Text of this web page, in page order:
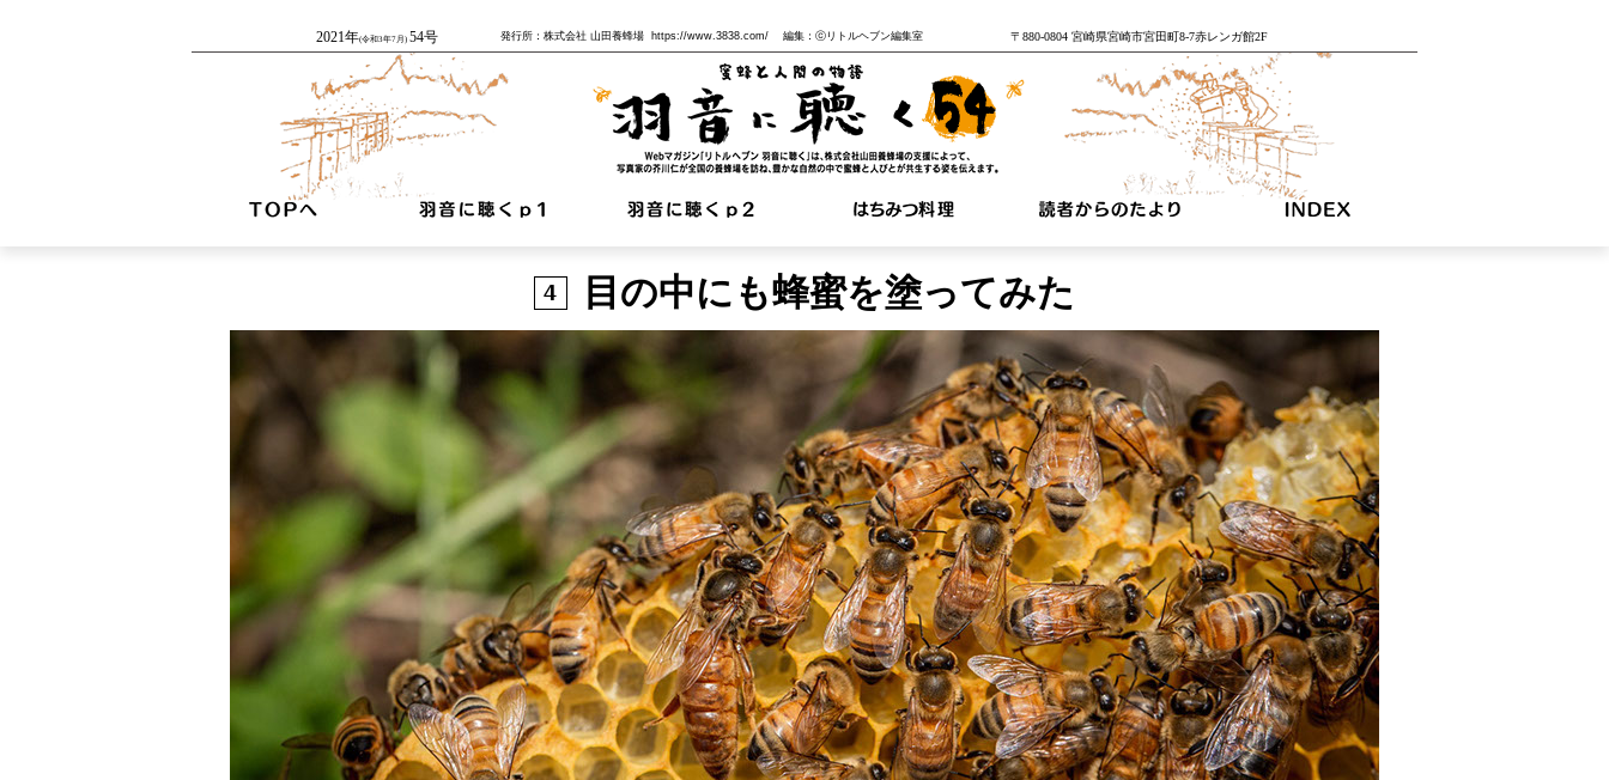
2021年(令和3年7月) 54号 発行所：株式会社 山田養蜂場 https://www.3838.com/ 編集：ⓒリトルヘブン編集室 〒880-0804 宮崎県宮崎市宮田町8-7赤レンガ館2F
目の中にも蜂蜜を塗ってみた